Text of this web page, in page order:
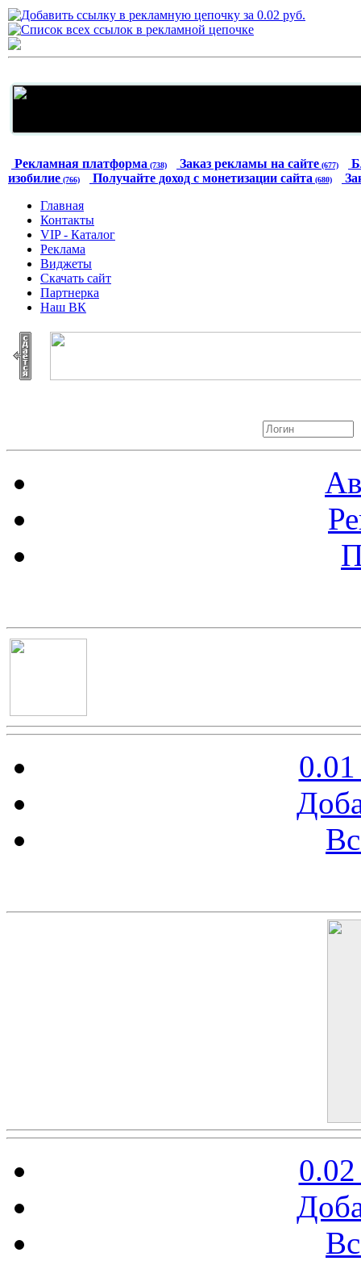
Рекламная платформа (738) Заказ рекламы на сайте (677)
изобилие (766) Получайте доход с монетизации сайта (680)
Главная
Контакты
VIP - Каталог
Реклама
Виджеты
Скачать сайт
Партнерка
Наш ВК